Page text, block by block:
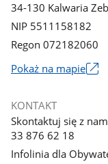
34-130 Kalwaria
NIP 5511158182
Regon 072182060
Pokaż na mapieLink
KONTAKT
Skontaktuj się z
33 876 62 18
Infolinia dla